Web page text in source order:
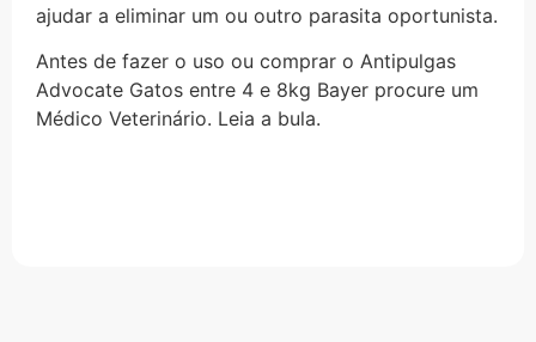
ajudar a eliminar um ou outro parasita oportunista.
Antes de fazer o uso ou comprar o Antipulgas
Advocate Gatos entre 4 e 8kg Bayer procure um
Médico Veterinário. Leia a bula.